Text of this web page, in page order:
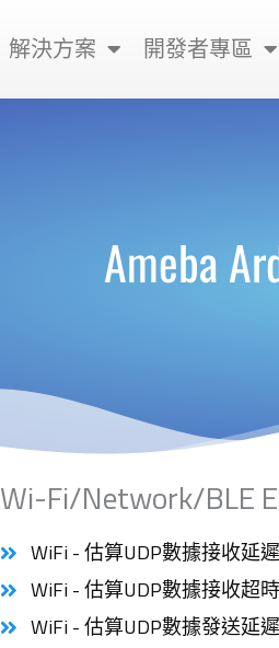
解決方案 開發者專區
Ameba
Wi-Fi/Network/BLE
WiFi - 估算UDP數據接收延遲
WiFi - 估算UDP數據接收超時
WiFi - 估算UDP數據發送延遲